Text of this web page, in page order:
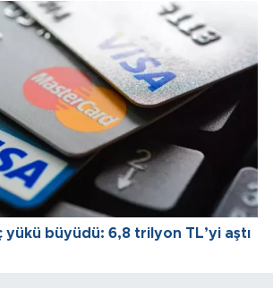
yükü büyüdü: 6,8 trilyon TL’yi aştı